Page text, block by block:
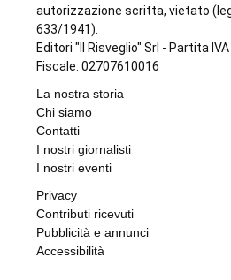
autorizzazione scritta, vietato
633/1941).
Editori "Il Risveglio" Srl - Partita
Fiscale: 02707610016
La nostra storia
Chi siamo
Contatti
I nostri giornalisti
I nostri eventi
Privacy
Contributi ricevuti
Pubblicità e annunci
Accessibilità